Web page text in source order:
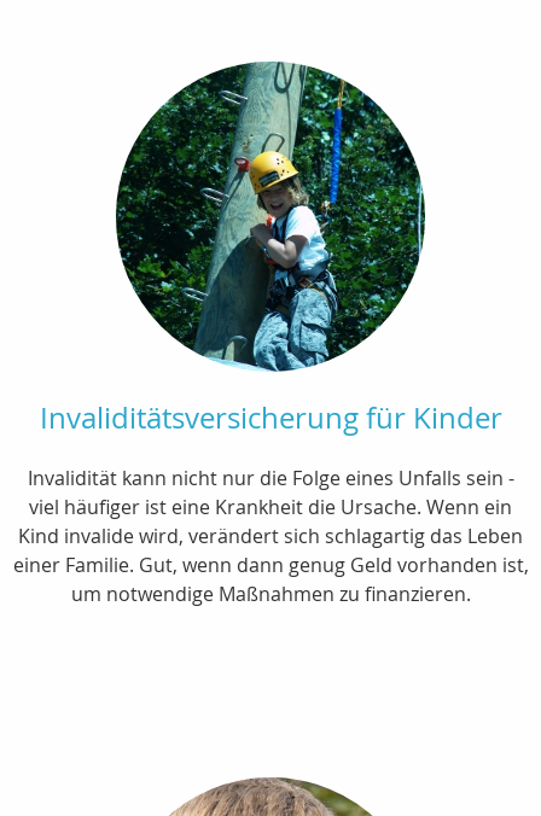
Invaliditätsversicherung für Kinder
Invalidität kann nicht nur die Folge eines Unfalls sein -
viel häufiger ist eine Krankheit die Ursache. Wenn ein
Kind invalide wird, verändert sich schlagartig das Leben
einer Familie. Gut, wenn dann genug Geld vorhanden ist,
um notwendige Maßnahmen zu finanzieren.